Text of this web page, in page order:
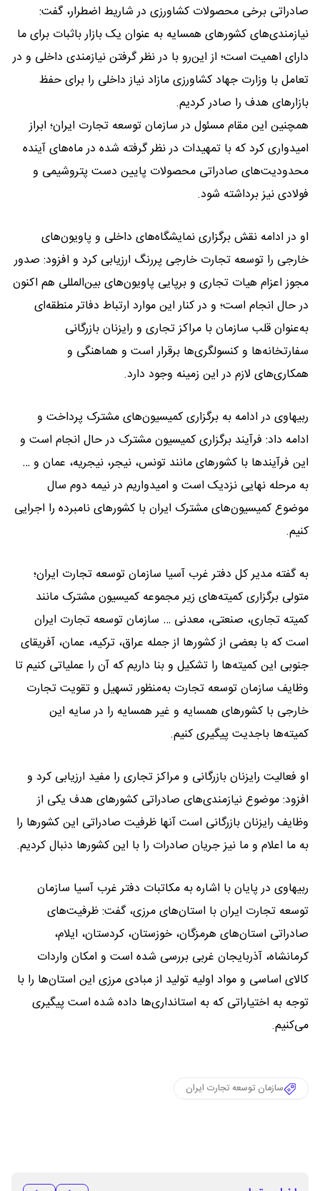
صادراتی برخی محصولات کشاورزی در شاریط اضطرار، گفت:
نیازمندی‌های کشورهای همسایه به عنوان یک بازار باثبات برای ما
دارای اهمیت است؛ از این‌رو با در نظر گرفتن نیازمندی داخلی و در
تعامل با وزارت جهاد کشاورزی مازاد نیاز داخلی را برای حفظ
بازارهای هدف را صادر کردیم.
همچنین این مقام مسئول در سازمان توسعه تجارت ایران؛ ابراز
امیدواری کرد که با تمهیدات در نظر گرفته شده در ماه‌های آینده
محدودیت‌های صادراتی محصولات پایین دست پتروشیمی و
فولادی نیز برداشته شود.
او در ادامه نقش برگزاری نمایشگاه‌های داخلی و پاویون‌های
خارجی را توسعه تجارت خارجی پررنگ ارزیابی کرد و افزود: صدور
مجوز اعزام هیات تجاری و برپایی پاویون‌های بین‌المللی هم اکنون
در حال انجام است؛ و در کنار این موارد ارتباط دفاتر منطقه‌ای
به‌عنوان قلب سازمان با مراکز تجاری و رایزنان بازرگانی
سفارتخانه‌ها و کنسولگری‌ها برقرار است و هماهنگی‌ و
همکاری‌های لازم در این زمینه وجود دارد.
ربیهاوی در ادامه به برگزاری کمیسیون‌های مشترک پرداخت و
ادامه داد: فرآیند برگزاری کمیسیون مشترک در حال انجام است و
این فرآیندها با کشورهای مانند تونس، نیجر، نیجریه، عمان و …
به مرحله نهایی نزدیک است و امیدواریم در نیمه دوم سال
موضوع کمیسیون‌های مشترک ایران با کشورهای نامبرده را اجرایی
کنیم.
به گفته مدیر کل دفتر غرب آسیا سازمان توسعه تجارت ایران؛
متولی برگزاری کمیته‌های زیر مجموعه کمیسیون مشترک مانند
کمیته تجاری، صنعتی، معدنی … سازمان توسعه تجارت ایران
است که با بعضی از کشورها از جمله عراق، ترکیه، عمان، آفریقای
جنوبی این کمیته‌ها را تشکیل و بنا داریم که آن را عملیاتی کنیم تا
وظایف سازمان توسعه تجارت به‌منظور تسهیل و تقویت تجارت
خارجی با کشورهای همسایه و غیر همسایه را در سایه این
کمیته‌ها باجدیت پیگیری کنیم.
او فعالیت رایزنان بازرگانی و مراکز تجاری را مفید ارزیابی کرد و
افزود: موضوع نیازمندی‌های صادراتی کشورهای هدف یکی از
وظایف رایزنان بازرگانی است آنها ظرفیت صادراتی این کشورها را
به ما اعلام و ما نیز جریان صادرات را با این کشورها دنبال کردیم.
ربیهاوی در پایان با اشاره به مکاتبات دفتر غرب آسیا سازمان
توسعه تجارت ایران با استان‌های مرزی، گفت: ظرفیت‌های
صادراتی استان‌های هرمزگان، خوزستان، کردستان، ایلام،
کرمانشاه، آذربایجان غربی بررسی شده است و امکان واردات
کالای اساسی و مواد اولیه تولید از مبادی مرزی این استان‌ها را با
توجه به اختیاراتی که به استانداری‌ها داده شده است پیگیری
می‌کنیم.
سازمان توسعه تجارت ایران